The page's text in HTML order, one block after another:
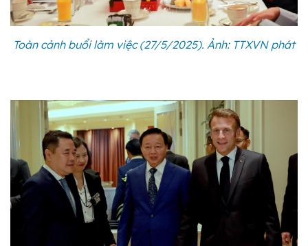
Toàn cảnh buổi làm việc (27/5/2025). Ảnh: TTXVN phát